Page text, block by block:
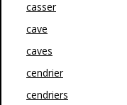
casser
cave
caves
cendrier
cendriers